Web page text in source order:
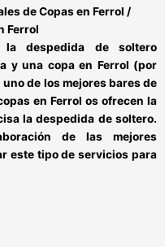
de Copas en Ferrol /
Ferrol
despedida de soltero
y una copa en Ferrol (por
de los mejoresbares de
en Ferrol os ofrecen la
la despedida de soltero.
de las mejores
este tipo de servicios para